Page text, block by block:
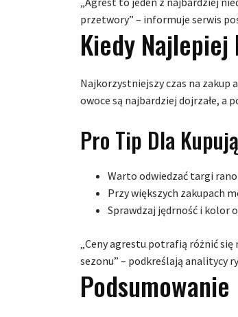
przetwory” – informuje serwis
Kiedy
Najkorzystniejszy czas na zakup
owoce są najbardziej dojrzałe, a
Pro Tip Dla
Warto odwiedzać targi
Przy większych zakupach
Sprawdzaj jędrność i kolor
„Ceny agrestu potrafią różnić się
sezonu” – podkreślają analitycy
Podsumowanie